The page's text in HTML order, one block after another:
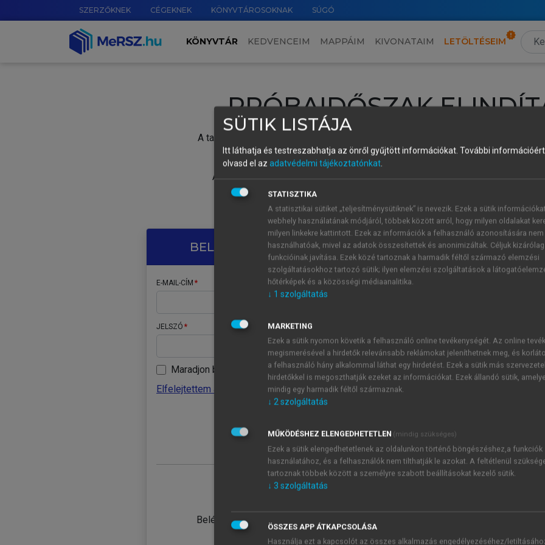
SZERZŐKNEK CÉGEKNEK KÖNYVTÁROSOKNAK SÚGÓ
KÖNYVTÁR KEDVENCEIM MAPPÁIM KIVONATAIM LETÖLTÉSEIM
PRÓBAIDŐSZAK
A tartalom megtekintéséhez lépj be a saját fiókoddal, iskolai azonosítóddal vagy
Új felhasználóként1 óra díjmentes hozzáférésrevagy
A próbaidőszak elindításához,
vagy hozz
A regisztráció után a
BELÉPÉS SAJÁT FIÓKKAL
E-MAIL-CÍM
JELSZÓ
Maradjon belépve
Elfelejtettem a jelszavamat
Belépés intézményi azonosítóval
ÚJ FIÓK
1 óra
JELSZÓ
Kérek értesítést a MeRSZ
Kérek értesítést az
SÜTIK LISTÁJA
Itt láthatja és testreszabhatja az önről gyűjtött információkat. További
olvasd el az adatvédelmi tájékoztatónkat.
STATISZTIKA
A statisztikai sütiket „teljesítménysütiknek” is nevezik. Ezek a sütik
webhely használatának módjáról, többek között arról, hogy milyen oldalakat
milyen linkekre kattintott. Ezek az információk a felhasználó azonosítására nem
használhatóak, mivel az adatok összesítettek és anonimizáltak. Céljuk
funkcióinak javítása. Ezek közé tartoznak a harmadik féltől származó elemzési
szolgáltatásokhoz tartozó sütik; ilyen elemzési szolgáltatások a
hőtérképek és a közösségi médiaanalitika.
↓ 1 szolgáltatás
MARKETING
Ezek a sütik nyomon követik a felhasználó online tevékenységét. Az online
megismerésével a hirdetők relevánsabb reklámokat jeleníthetnek meg, és
a felhasználó hány alkalommal láthat egy hirdetést. Ezek a sütik más
hirdetőkkel is megoszthatják ezeket az információkat. Ezek állandó sütik,
mindig egy harmadik féltől származnak.
↓ 2szolgáltatás
MŰKÖDÉSHEZ ELENGEDHETETLEN (mindig szükséges)
Ezek a sütik elengedhetetlenek az oldalunkon történő böngészéshez,a funkciók
használatához, és a felhasználók nem tilthatják le azokat. A feltétlenül
tartoznak többek között a személyre szabott beállításokat kezelő sütik.
↓ 3 szolgáltatás
ÖSSZES APP ÁTKAPCSOLÁSA
Használja ezt a kapcsolót az összes alkalmazás engedélyezéséhez/